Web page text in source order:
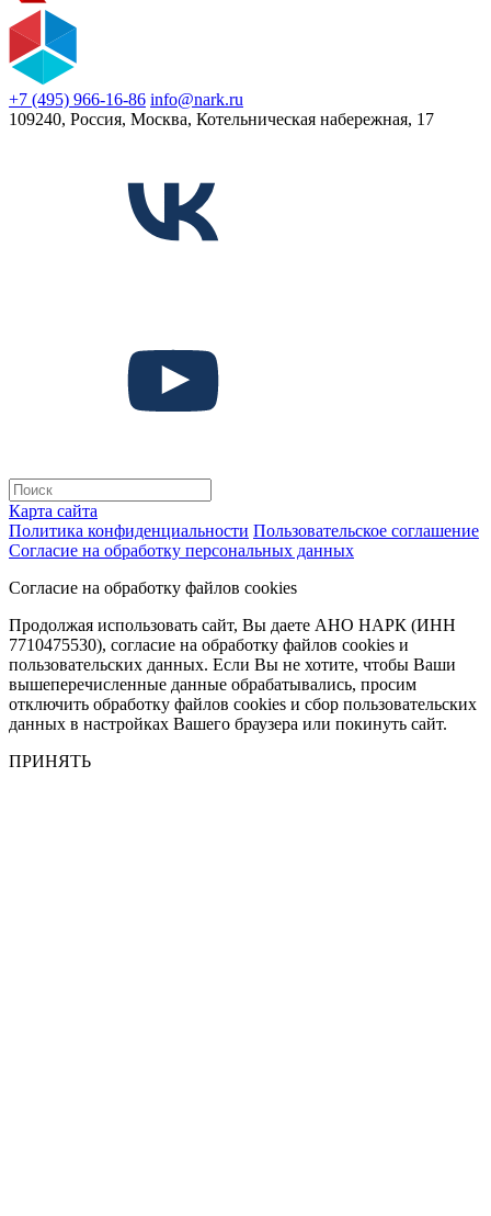
+7 (495) 966-16-86 info@nark.ru
109240, Россия, Москва, Котельническая набережная, 17
Карта сайта
Политика конфиденциальности Пользовательское соглашение
Согласие на обработку персональных данных
Согласие на обработку файлов cookies
Продолжая использовать сайт, Вы даете АНО НАРК (ИНН
7710475530), согласие на обработку файлов cookies и
пользовательских данных. Если Вы не хотите, чтобы Ваши
вышеперечисленные данные обрабатывались, просим
отключить обработку файлов cookies и сбор пользовательских
данных в настройках Вашего браузера или покинуть сайт.
ПРИНЯТЬ